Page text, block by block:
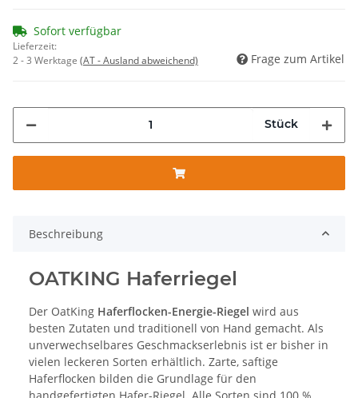
Sofort verfügbar
Lieferzeit:
2 - 3 Werktage (AT - Ausland abweichend) Frage zum Artikel
Stück
Beschreibung
OATKING Haferriegel
Der OatKing Haferflocken-Energie-Riegel wird aus
besten Zutaten und traditionell von Hand gemacht. Als
unverwechselbares Geschmackserlebnis ist er bisher in
vielen leckeren Sorten erhältlich. Zarte, saftige
Haferflocken bilden die Grundlage für den